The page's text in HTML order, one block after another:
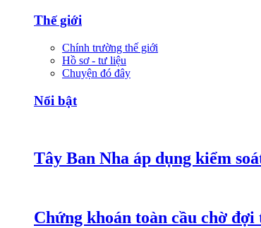
Thế giới
Chính trường thế giới
Hồ sơ - tư liệu
Chuyện đó đây
Nổi bật
Tây Ban Nha áp dụng kiểm
Chứng khoán toàn cầu chờ